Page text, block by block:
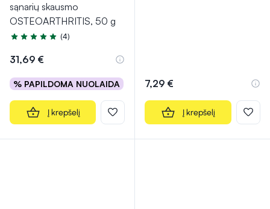
sąnarių skausmo
OSTEOARTHRITIS, 50 g
Įvertinimas 4.8 iš 5
(4)
31,69 €
% PAPILDOMA NUOLAIDA
Į krepšelį
7,29 €
Į krepšelį